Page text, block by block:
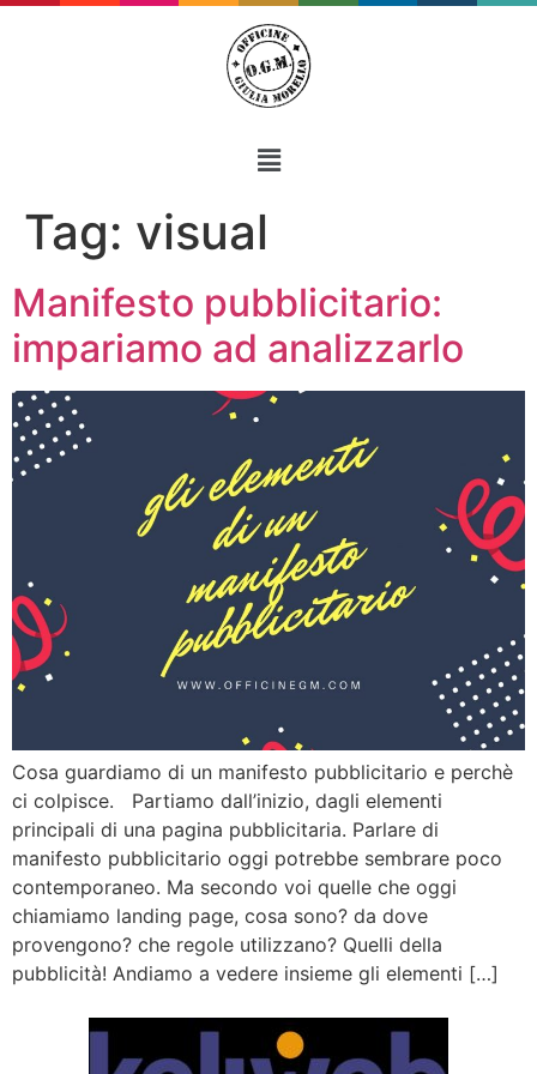
Tag: visual
Manifesto pubblicitario:
impariamo ad analizzarlo
Cosa guardiamo di un manifesto pubblicitario e perchè
ci colpisce. Partiamo dall’inizio, dagli elementi
principali di una pagina pubblicitaria. Parlare di
manifesto pubblicitario oggi potrebbe sembrare poco
contemporaneo. Ma secondo voi quelle che oggi
chiamiamo landing page, cosa sono? da dove
provengono? che regole utilizzano? Quelli della
pubblicità! Andiamo a vedere insieme gli elementi […]